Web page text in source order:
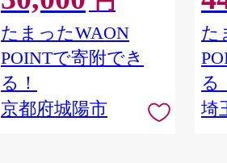
たまったWAON
POINTで寄附でき
る！
京都府城陽市
た
る
埼